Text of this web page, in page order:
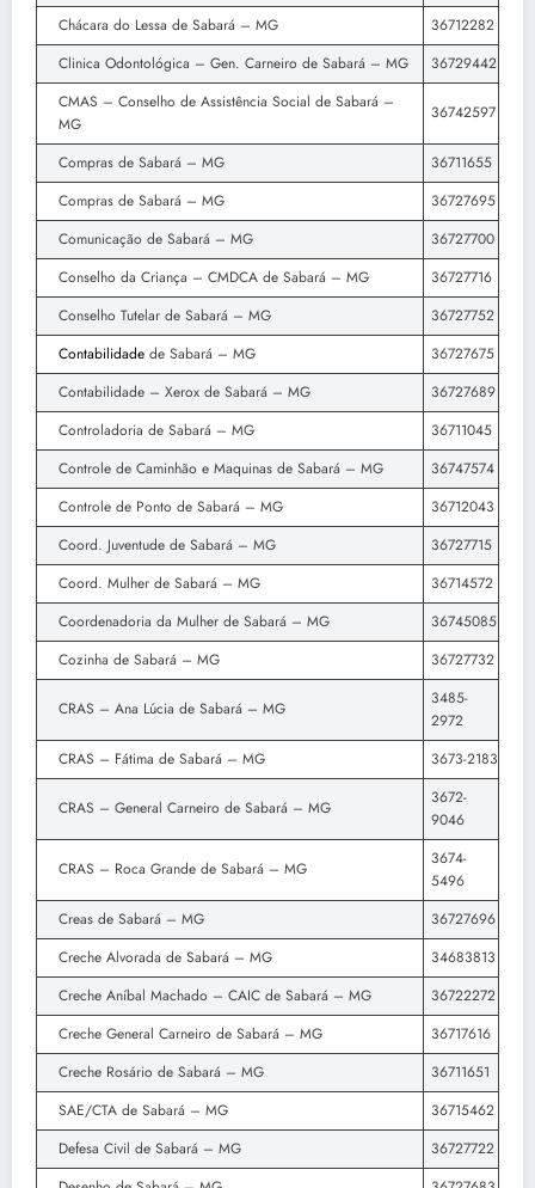
Chácara do Lessa de Sabará – MG
36712282
Clinica Odontológica – Gen. Carneiro de Sabará – MG
36729442
CMAS – Conselho de Assistência Social de Sabará –
MG
36742597
Compras de Sabará – MG
36711655
Compras de Sabará – MG
36727695
Comunicação de Sabará – MG
36727700
Conselho da Criança – CMDCA de Sabará – MG
36727716
Conselho Tutelar de Sabará – MG
36727752
Contabilidade de Sabará – MG
36727675
Contabilidade – Xerox de Sabará – MG
36727689
Controladoria de Sabará – MG
36711045
Controle de Caminhão e Maquinas de Sabará – MG
36747574
Controle de Ponto de Sabará – MG
36712043
Coord. Juventude de Sabará – MG
36727715
Coord. Mulher de Sabará – MG
36714572
Coordenadoria da Mulher de Sabará – MG
36745085
Cozinha de Sabará – MG
36727732
CRAS – Ana Lúcia de Sabará – MG
3485-
2972
CRAS – Fátima de Sabará – MG
3673-2183
CRAS – General Carneiro de Sabará – MG
3672-
9046
CRAS – Roca Grande de Sabará – MG
3674-
5496
Creas de Sabará – MG
36727696
Creche Alvorada de Sabará – MG
34683813
Creche Aníbal Machado – CAIC de Sabará – MG
36722272
Creche General Carneiro de Sabará – MG
36717616
Creche Rosário de Sabará – MG
36711651
SAE/CTA de Sabará – MG
36715462
Defesa Civil de Sabará – MG
36727722